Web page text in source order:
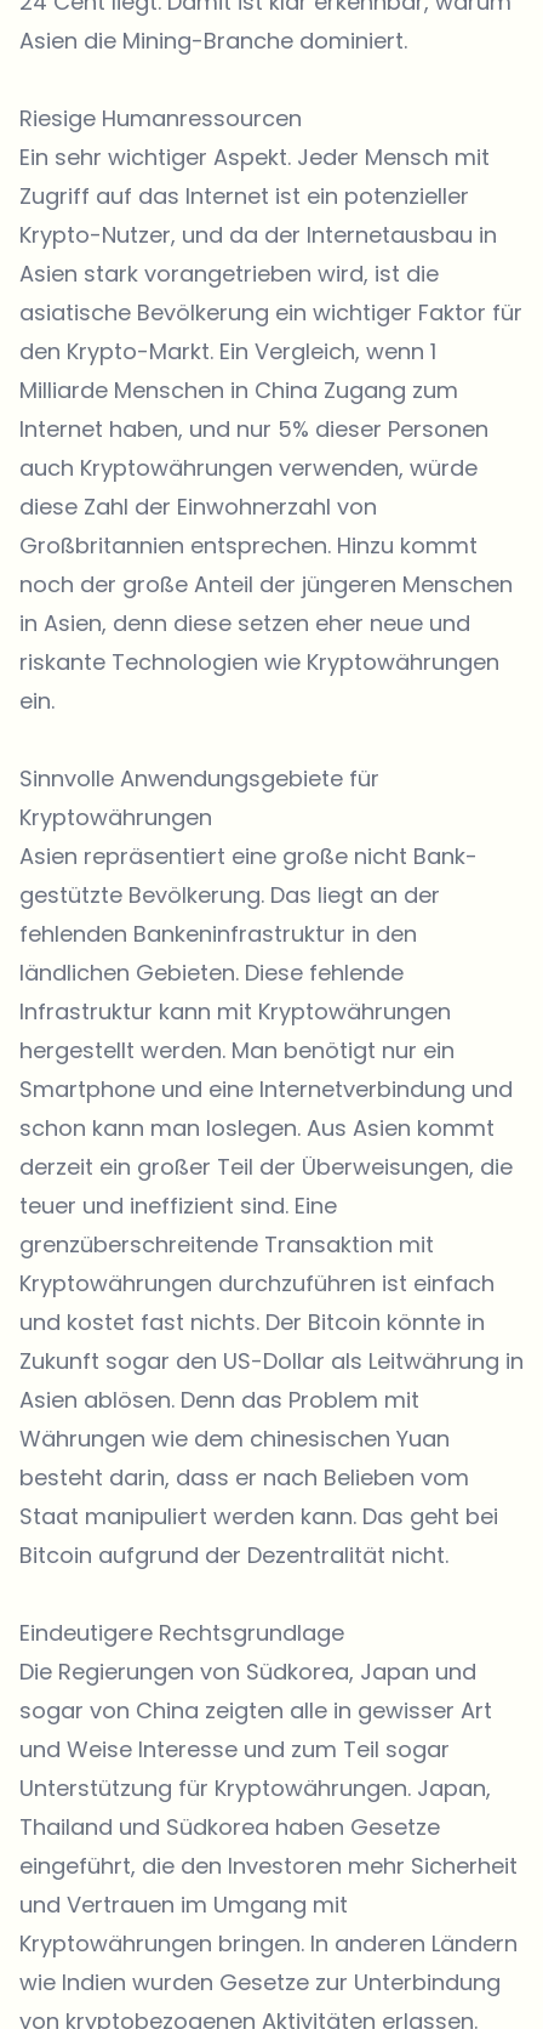
Asien die Mining-Branche dominiert.
Riesige Humanressourcen
Ein sehr wichtiger Aspekt. Jeder Mensch mit
Zugriff auf das Internet ist ein potenzieller
Krypto-Nutzer, und da der Internetausbau in
Asien stark vorangetrieben wird, ist die
asiatische Bevölkerung ein wichtiger Faktor für
den Krypto-Markt. Ein Vergleich, wenn 1
Milliarde Menschen in China Zugang zum
Internet haben, und nur 5% dieser Personen
auch Kryptowährungen verwenden, würde
diese Zahl der Einwohnerzahl von
Großbritannien entsprechen. Hinzu kommt
noch der große Anteil der jüngeren Menschen
in Asien, denn diese setzen eher neue und
riskante Technologien wie Kryptowährungen
ein.
Sinnvolle Anwendungsgebiete für
Kryptowährungen
Asien repräsentiert eine große nicht Bank-
gestützte Bevölkerung. Das liegt an der
fehlenden Bankeninfrastruktur in den
ländlichen Gebieten. Diese fehlende
Infrastruktur kann mit Kryptowährungen
hergestellt werden. Man benötigt nur ein
Smartphone und eine Internetverbindung und
schon kann man loslegen. Aus Asien kommt
derzeit ein großer Teil der Überweisungen, die
teuer und ineffizient sind. Eine
grenzüberschreitende Transaktion mit
Kryptowährungen durchzuführen ist einfach
und kostet fast nichts. Der Bitcoin könnte in
Zukunft sogar den US-Dollar als Leitwährung in
Asien ablösen. Denn das Problem mit
Währungen wie dem chinesischen Yuan
besteht darin, dass er nach Belieben vom
Staat manipuliert werden kann. Das geht bei
Bitcoin aufgrund der Dezentralität nicht.
Eindeutigere Rechtsgrundlage
Die Regierungen von Südkorea, Japan und
sogar von China zeigten alle in gewisser Art
und Weise Interesse und zum Teil sogar
Unterstützung für Kryptowährungen. Japan,
Thailand und Südkorea haben Gesetze
eingeführt, die den Investoren mehr Sicherheit
und Vertrauen im Umgang mit
Kryptowährungen bringen. In anderen Ländern
wie Indien wurden Gesetze zur Unterbindung
von kryptobezogenen Aktivitäten erlassen.